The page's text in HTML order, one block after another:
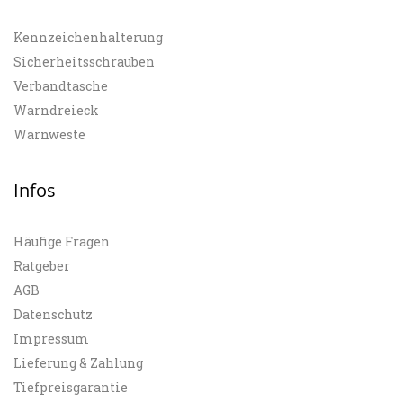
Kennzeichenhalterung
Sicherheitsschrauben
Verbandtasche
Warndreieck
Warnweste
Infos
Häufige Fragen
Ratgeber
AGB
Datenschutz
Impressum
Lieferung & Zahlung
Tiefpreisgarantie